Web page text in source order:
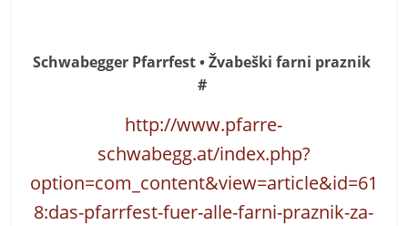
Schwabegger Pfarrfest • Žvabeški farni praznik
#
http://www.pfarre-
schwabegg.at/index.php?
option=com_content&view=article&id=61
8:das-pfarrfest-fuer-alle-farni-praznik-za-